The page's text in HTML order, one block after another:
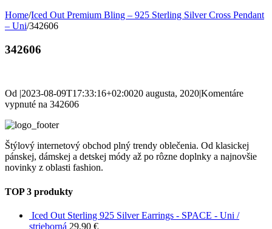
Home/Iced Out Premium Bling – 925 Sterling Silver Cross Pendant
– Uni/342606
342606
Od |2023-08-09T17:33:16+02:0020 augusta, 2020|Komentáre
vypnuté na 342606
Štýlový internetový obchod plný trendy oblečenia. Od klasickej
pánskej, dámskej a detskej módy až po rôzne doplnky a najnovšie
novinky z oblasti fashion.
TOP 3 produkty
Iced Out Sterling 925 Silver Earrings - SPACE - Uni /
strieborná 29,90 €